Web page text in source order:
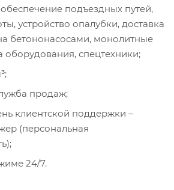
обеспечение подъездных путей,
устройство опалубки, доставка
бетононасосами, монолитные
оборудования, спецтехники;
продаж;
клиентской поддержки –
(персональная
24/7.